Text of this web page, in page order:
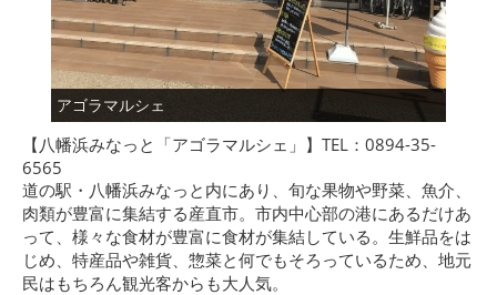
アゴラマルシェ
【八幡浜みなっと「アゴラマルシェ」】TEL：0894-35-
6565
道の駅・八幡浜みなっと内にあり、旬な果物や野菜、魚介、
肉類が豊富に集結する産直市。市内中心部の港にあるだけあ
って、様々な食材が豊富に食材が集結している。生鮮品をは
じめ、特産品や雑貨、惣菜と何でもそろっているため、地元
民はもちろん観光客からも大人気。